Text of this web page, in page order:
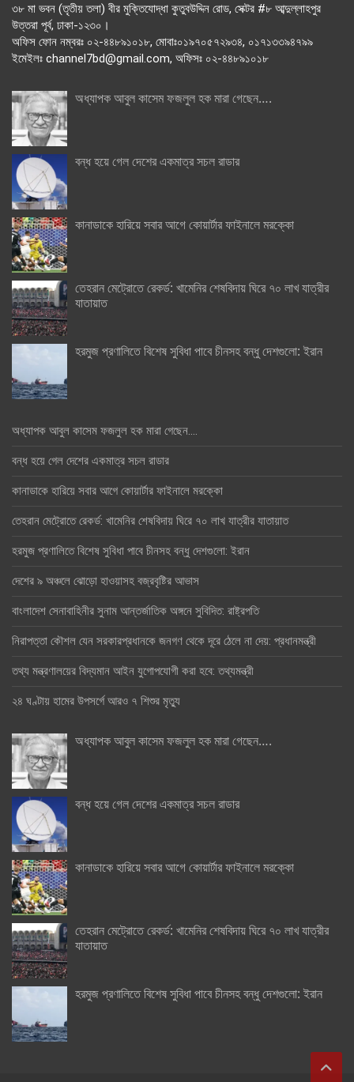
৩৮ মা ভবন (তৃতীয় তলা) বীর মুক্তিযোদ্ধা কুতুবউদ্দিন রোড, সেক্টর #৮ আব্দুল্লাহপুর
উত্তরা পূর্ব, ঢাকা-১২৩০।
অফিস ফোন নম্বরঃ ০২-৪৪৮৯১০১৮, মোবাঃ০১৯৭০৫৭২৯৩৪, ০১৭১৩৩৯৪৭৯৯
ইমেইলঃ channel7bd@gmail.com, অফিসঃ ০২-৪৪৮৯১০১৮
অধ্যাপক আবুল কাসেম ফজলুল হক মারা গেছেন….
বন্ধ হয়ে গেল দেশের একমাত্র সচল রাডার
কানাডাকে হারিয়ে সবার আগে কোয়ার্টার ফাইনালে মরক্কো
তেহরান মেট্রোতে রেকর্ড: খামেনির শেষবিদায় ঘিরে ৭০ লাখ যাত্রীর
যাতায়াত
হরমুজ প্রণালিতে বিশেষ সুবিধা পাবে চীনসহ বন্ধু দেশগুলো: ইরান
অধ্যাপক আবুল কাসেম ফজলুল হক মারা গেছেন….
বন্ধ হয়ে গেল দেশের একমাত্র সচল রাডার
কানাডাকে হারিয়ে সবার আগে কোয়ার্টার ফাইনালে মরক্কো
তেহরান মেট্রোতে রেকর্ড: খামেনির শেষবিদায় ঘিরে ৭০ লাখ যাত্রীর যাতায়াত
হরমুজ প্রণালিতে বিশেষ সুবিধা পাবে চীনসহ বন্ধু দেশগুলো: ইরান
দেশের ৯ অঞ্চলে ঝোড়ো হাওয়াসহ বজ্রবৃষ্টির আভাস
বাংলাদেশ সেনাবাহিনীর সুনাম আন্তর্জাতিক অঙ্গনে সুবিদিত: রাষ্ট্রপতি
নিরাপত্তা কৌশল যেন সরকারপ্রধানকে জনগণ থেকে দূরে ঠেলে না দেয়: প্রধানমন্ত্রী
তথ্য মন্ত্রণালয়ের বিদ্যমান আইন যুগোপযোগী করা হবে: তথ্যমন্ত্রী
২৪ ঘণ্টায় হামের উপসর্গে আরও ৭ শিশুর মৃত্যু
অধ্যাপক আবুল কাসেম ফজলুল হক মারা গেছেন….
বন্ধ হয়ে গেল দেশের একমাত্র সচল রাডার
কানাডাকে হারিয়ে সবার আগে কোয়ার্টার ফাইনালে মরক্কো
তেহরান মেট্রোতে রেকর্ড: খামেনির শেষবিদায় ঘিরে ৭০ লাখ যাত্রীর
যাতায়াত
হরমুজ প্রণালিতে বিশেষ সুবিধা পাবে চীনসহ বন্ধু দেশগুলো: ইরান